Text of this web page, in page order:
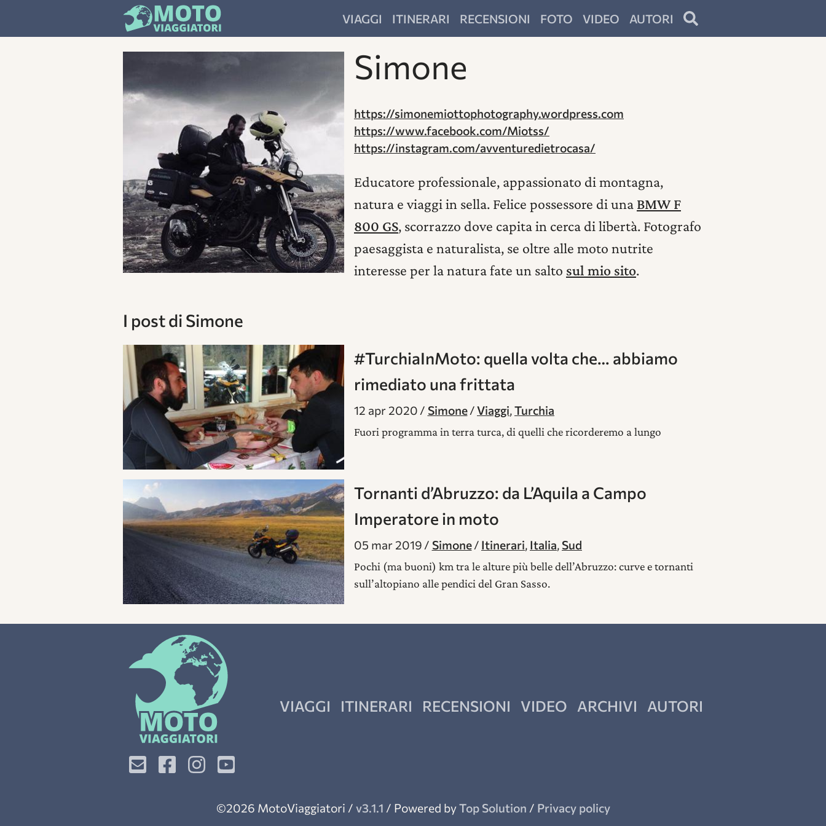
VIAGGI ITINERARI RECENSIONI FOTO VIDEO AUTORI
Simone
https://simonemiottophotography.wordpress.com
https://www.facebook.com/Miotss/
https://instagram.com/avventuredietrocasa/
Educatore professionale, appassionato di montagna,
natura e viaggi in sella. Felice possessore di una BMW F
800 GS, scorrazzo dove capita in cerca di libertà. Fotografo
paesaggista e naturalista, se oltre alle moto nutrite
interesse per la natura fate un salto sul mio sito.
I post di Simone
#TurchiaInMoto: quella volta che… abbiamo
rimediato una frittata
12 apr 2020 Simone Viaggi, Turchia
Fuori programma in terra turca, di quelli che ricorderemo a lungo
Tornanti d’Abruzzo: da L’Aquila a Campo
Imperatore in moto
05 mar 2019 Simone Itinerari, Italia, Sud
Pochi (ma buoni) km tra le alture più belle dell’Abruzzo: curve e tornanti
sull’altopiano alle pendici del Gran Sasso.
VIAGGI ITINERARI RECENSIONI VIDEO ARCHIVI AUTORI
©2026 MotoViaggiatori / v3.1.1 / Powered byTop Solution / Privacy policy